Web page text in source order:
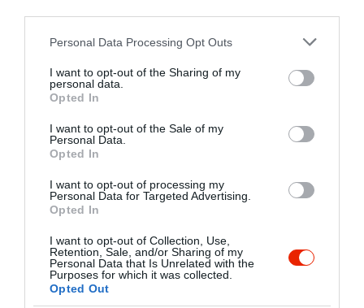
Please note that this website/app uses one or more Google
not limited to your visit or usage behaviour. You may click to
grant or deny consent to Google and its third-party tags to
use your data for below specified purposes in below Google
consent section.
Personal Data Processing Opt Outs
I want to opt-out of the Sharing of my
personal data.
Opted In
I want to opt-out of the Sale of my
Personal Data.
Opted In
I want to opt-out of processing my
Personal Data for Targeted Advertising.
Opted In
I want to opt-out of Collection, Use,
Retention, Sale, and/or Sharing of my
Personal Data that Is Unrelated with the
Purposes for which it was collected.
Opted Out
Diet Coke Cherrya rajongók egyik kedvence
volt, amely 2020-ban tűnt el a polcokról. Tavaly
megjelent. Most azonban országosan, állandó
termékként kerül a boltokba. A
Diet Coke
karakteres csavarral dobja fel, a csomagolás
pedig a megszokott márkajelzéssel és
cseresznyés ikonográfiával mutatja a terméket.